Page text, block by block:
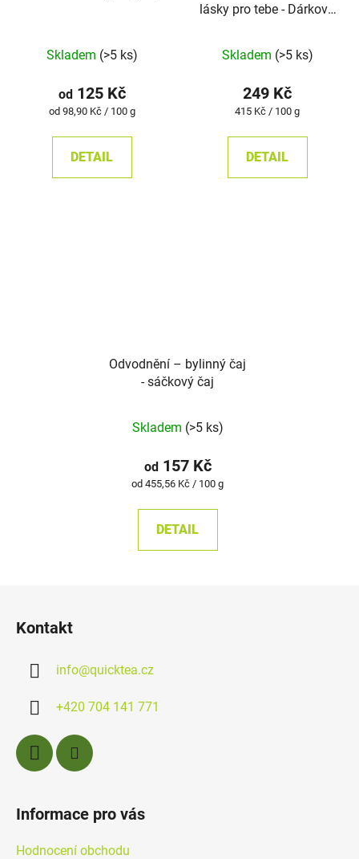
hodnocení
produktu
je
z
Skladem (>5 ks)
od125 Kč
Měrná
od 98,90 Kč / 100 g
DETAIL
lásky pro tebe - Dárková
Skladem (>5 ks)
249 Kč
Měrná
415 Kč / 100 g
DETAIL
Odvodnění –⁠⁠⁠⁠⁠ bylinný čaj
- sáčkový čaj
Skladem (>5 ks)
od157 Kč
Měrná
od 455,56 Kč / 100 g
DETAIL
Kontakt
info@quicktea.cz
+420 704 141 771
Informace pro vás
Hodnocení obchodu